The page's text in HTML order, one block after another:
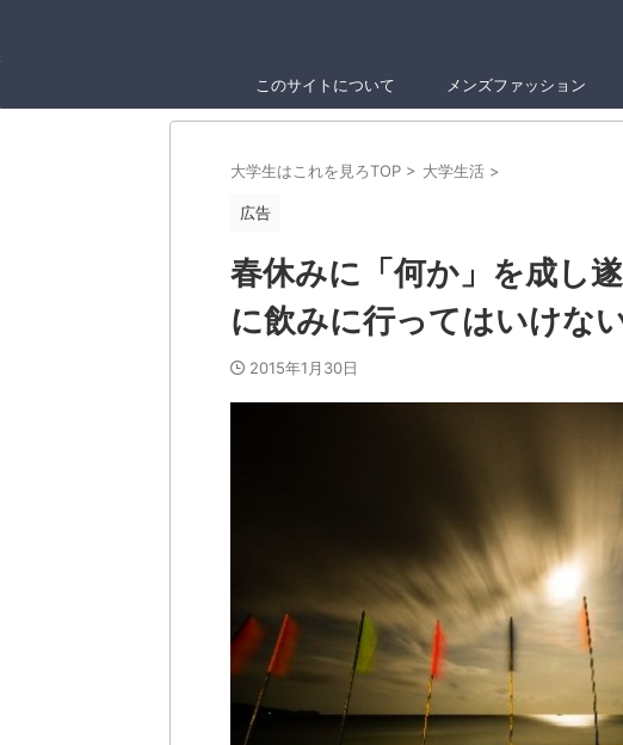
このサイトについて メンズファッション
大学生はこれを見ろTOP > 大学生活 >
広告
春休みに「何か」を成し
に飲みに行ってはいけない
2015年1月30日